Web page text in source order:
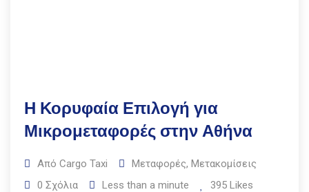
Η Κορυφαία Επιλογή για
Μικρομεταφορές στην Αθήνα
Από Cargo Taxi Μεταφορές, Μετακομίσεις
0 Σχόλια Less than a minute 395 Likes